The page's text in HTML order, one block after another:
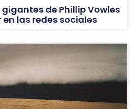
de Phillip Vowles
en las redes sociales